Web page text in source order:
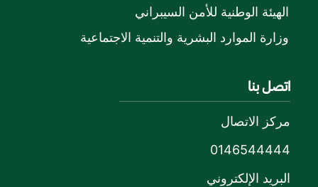
الهيئة الوطنية للأمن السيبراني
وزارة الموارد البشرية والتنمية الاجتماعية
اتصل بنا
مركز الاتصال
0146544444
البريد الإلكتروني